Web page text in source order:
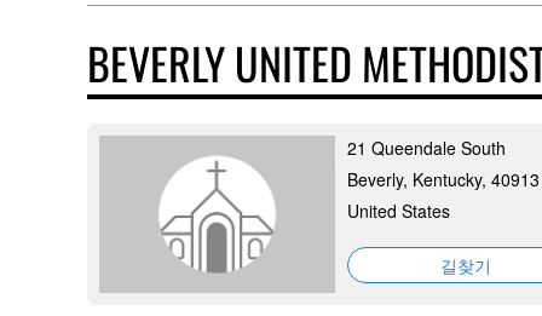
BEVERLY UNITED
21 Queendale South
Beverly, Kentucky, 40913
United States
길찾기